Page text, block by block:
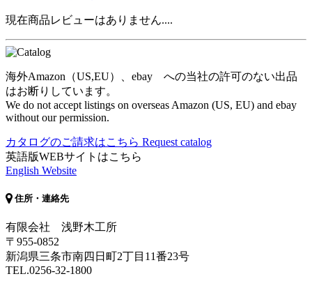
現在商品レビューはありません....
海外Amazon（US,EU）、ebay への当社の許可のない出品
はお断りしています。
We do not accept listings on overseas Amazon (US, EU) and ebay
without our permission.
カタログのご請求はこちら Request catalog
英語版WEBサイトはこちら
English Website
住所・連絡先
有限会社 浅野木工所
〒955-0852
新潟県三条市南四日町2丁目11番23号
TEL.0256-32-1800